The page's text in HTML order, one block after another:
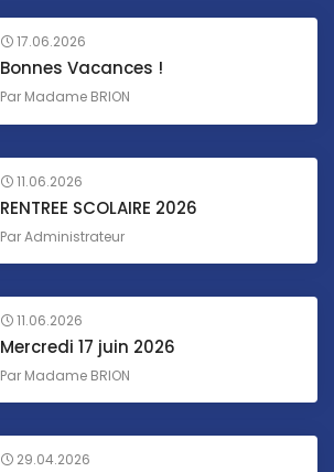
17.06.2026
Bonnes Vacances !
Par Madame BRION
11.06.2026
RENTREE SCOLAIRE 2026
ParAdministrateur
11.06.2026
Mercredi 17 juin 2026
Par Madame BRION
29.04.2026